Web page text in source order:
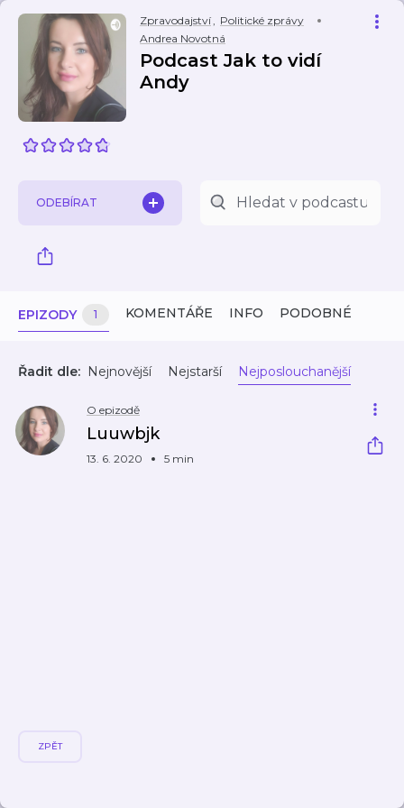
Zpravodajství, Politické zprávy
Andrea Novotná
Podcast Jak to vidí
Andy
ODEBÍRAT
EPIZODY 1 KOMENTÁŘE INFO PODOBNÉ
Řadit dle: Nejnovější Nejstarší Nejposlouchanější
O epizodě
Luuwbjk
13. 6. 2020 5 min
ZPĚT